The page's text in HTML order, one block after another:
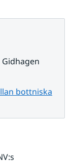
bottniska